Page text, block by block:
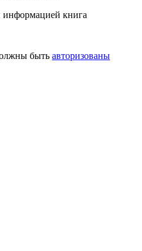
информацией книга
быть авторизованы